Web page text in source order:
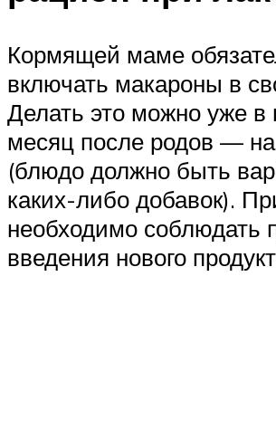
Кормящей маме
включать макароны в
Делать это можно уже в
месяц после родов —
(блюдо должно быть
каких-либо добавок).
необходимо соблюдать
введения нового